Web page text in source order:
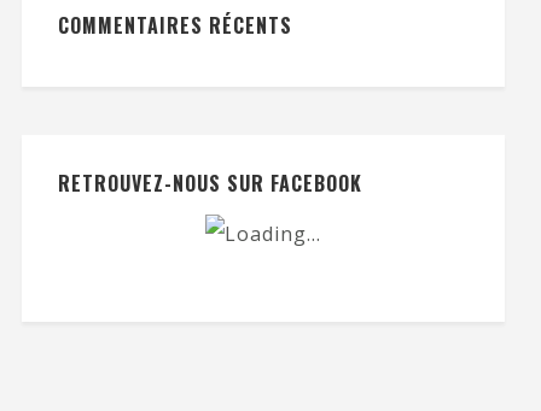
COMMENTAIRES RÉCENTS
RETROUVEZ-NOUS SUR FACEBOOK